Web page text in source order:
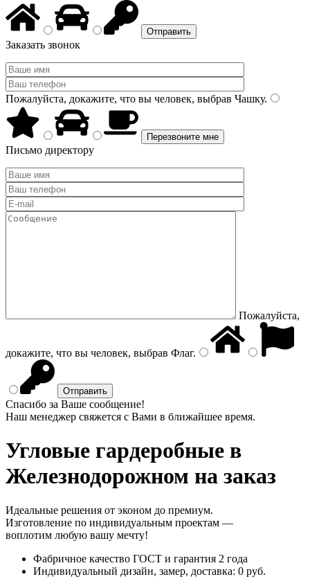
Заказать звонок
Пожалуйста, докажите, что вы человек, выбрав Чашку.
Письмо директору
Пожалуйста,
докажите, что вы человек, выбрав Флаг.
Спасибо за Ваше сообщение!
Наш менеджер свяжется с Вами в ближайшее время.
Угловые гардеробные в
Железнодорожном на заказ
Идеальные решения от эконом до премиум.
Изготовление по индивидуальным проектам —
воплотим любую вашу мечту!
Фабричное качество ГОСТ и гарантия 2 года
Индивидуальный дизайн, замер, доставка: 0 руб.